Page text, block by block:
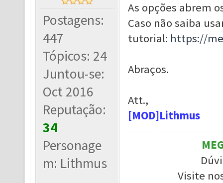
Postagens:
447
Tópicos: 24
Juntou-se:
Oct 2016
Reputação:
34
Personage
m: Lithmus
As opções abrem
Caso não saiba
tutorial: https://
Abraços.
Att.,
[MOD]Lithmus
Visite